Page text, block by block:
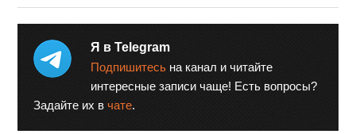
Я в Telegram
Подпишитесь на канал и читайте
интересные записи чаще! Есть вопросы?
Задайте их вчате.